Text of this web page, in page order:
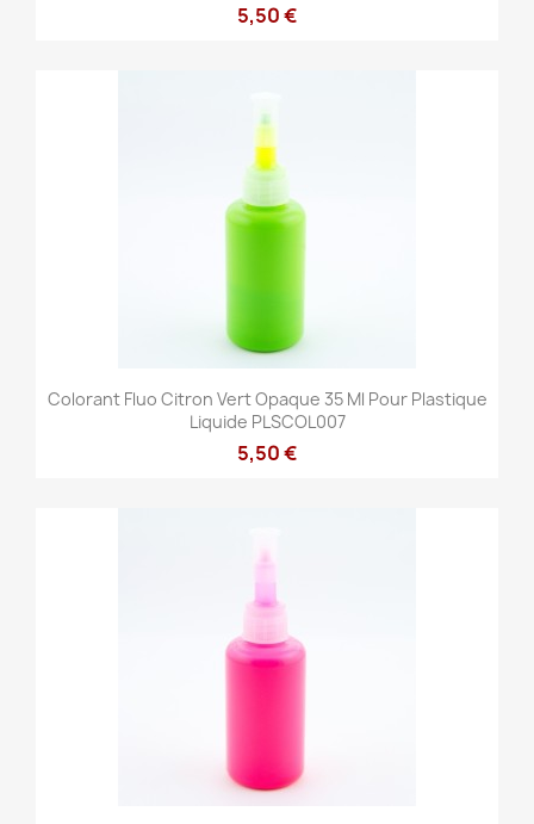
5,50 €
Colorant Fluo Citron Vert Opaque 35 Ml Pour Plastique
Liquide PLSCOL007
5,50 €